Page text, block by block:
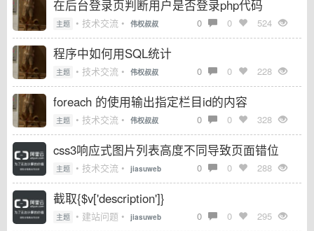
在后台登录页判断用户是否登录php代码
主题 • 技术交流 • 伟权叔叔 0 0 524
程序中如何用SQL统计
主题 • 技术交流 • 伟权叔叔 0 0 228
foreach 的使用输出指定栏目id的内容
主题 • 技术交流 • 伟权叔叔 0 0 328
css3响应式图片列表高度不同导致页面错位
主题 • 技术交流 • jiasuweb 0 0 288
截取{$v['description']}
主题 • 建站问题 • jiasuweb 0 0 295